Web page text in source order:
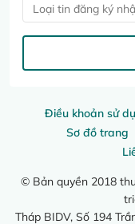
Điều khoản sử
Sơ đồ trang
© Bản quyền 2018
Tháp BIDV, Số 194
Loại tin đăng ký